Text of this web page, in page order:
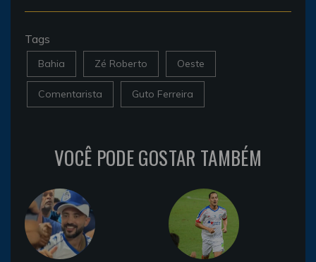
Tags
Bahia Zé Roberto Oeste
Comentarista Guto Ferreira
VOCÊ PODE GOSTAR TAMBÉM